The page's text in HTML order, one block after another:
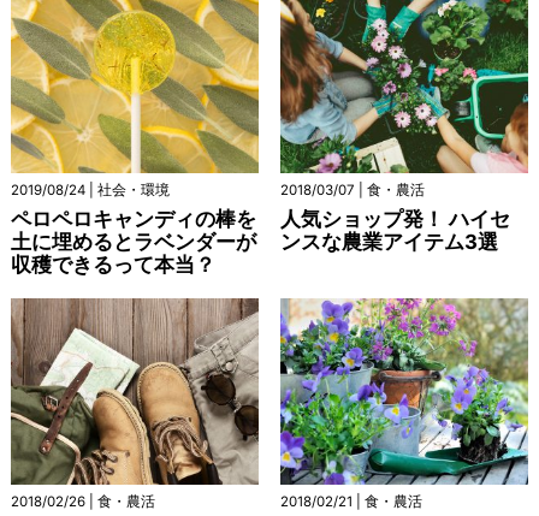
2019/08/24 | 社会・環境
ペロペロキャンディの棒を
土に埋めるとラベンダーが
収穫できるって本当？
2018/03/07 | 食・農活
人気ショップ発！ ハイセ
ンスな農業アイテム3選
2018/02/26 | 食・農活 2018/02/21 | 食・農活